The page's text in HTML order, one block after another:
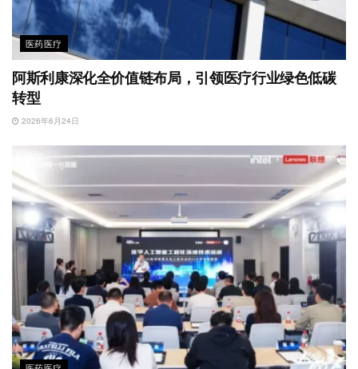
医药医疗
阿斯利康深化全价值链布局，引领医疗行业绿色低碳
转型
2026年6月24日